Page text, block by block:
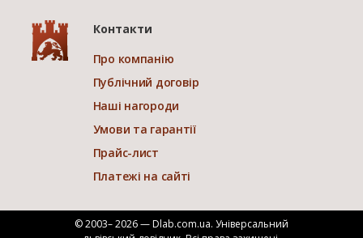
Контакти
Про компанію
Публічний договір
Наші нагороди
Умови та гарантії
Прайс-лист
Платежі на сайті
© 2003– 2026 — Dlab.com.ua. Універсальний